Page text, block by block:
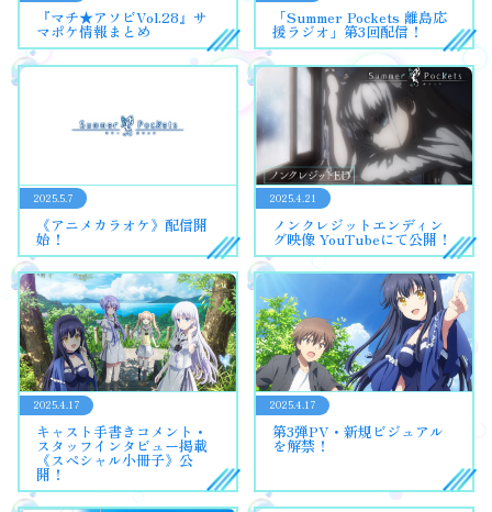
『マチ★アソビVol.28』サ
マポケ情報まとめ
「Summer Pockets 離島応
援ラジオ」第3回配信！
2025.5.7
《アニメカラオケ》配信開
始！
2025.4.21
ノンクレジットエンディン
グ映像 YouTubeにて公開！
2025.4.17
キャスト手書きコメント・
スタッフインタビュー掲載
《スペシャル小冊子》公
開！
2025.4.17
第3弾PV・新規ビジュアル
を解禁！